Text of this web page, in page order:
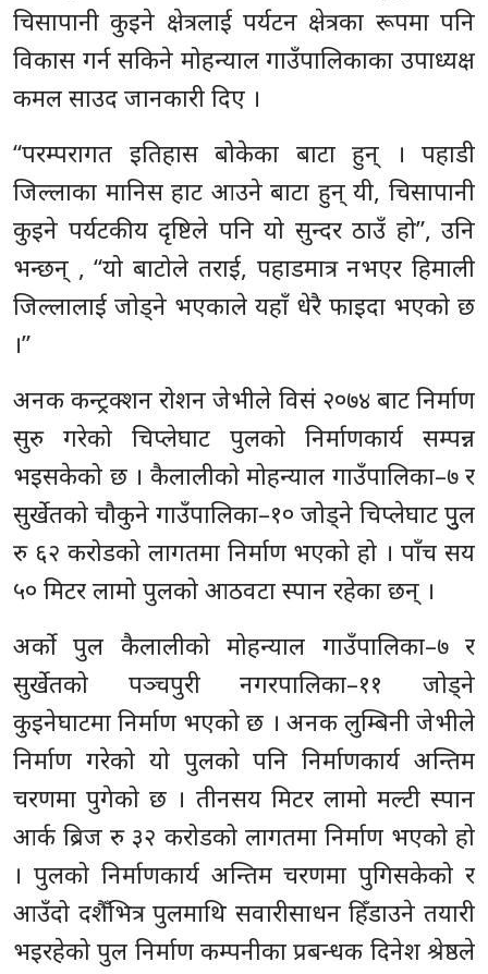
चिसापानी कुइने क्षेत्रलाई पर्यटन क्षेत्रका रूपमा पनि
विकास गर्न सकिने मोहन्याल गाउँपालिकाका उपाध्यक्ष
कमल साउद जानकारी दिए ।
“परम्परागत इतिहास बोकेका बाटा हुन् । पहाडी
जिल्लाका मानिस हाट आउने बाटा हुन् यी, चिसापानी
कुइने पर्यटकीय दृष्टिले पनि यो सुन्दर ठाउँ हो”, उनि
भन्छन् , “यो बाटोले तराई, पहाडमात्र नभएर हिमाली
जिल्लालाई जोड्ने भएकाले यहाँ धेरै फाइदा भएको छ
।”
अनक कन्ट्रक्शन रोशन जेभीले विसं २०७४ बाट निर्माण
सुरु गरेको चिप्लेघाट पुलको निर्माणकार्य सम्पन्न
भइसकेको छ । कैलालीको मोहन्याल गाउँपालिका–७ र
सुर्खेतको चौकुने गाउँपालिका–१० जोड्ने चिप्लेघाट पुुल
रु ६२ करोडको लागतमा निर्माण भएको हो । पाँच सय
५० मिटर लामो पुलको आठवटा स्पान रहेका छन् ।
अर्को पुल कैलालीको मोहन्याल गाउँपालिका–७ र
सुर्खेतको पञ्चपुरी नगरपालिका–११ जोड्ने
कुइनेघाटमा निर्माण भएको छ । अनक लुम्बिनी जेभीले
निर्माण गरेको यो पुलको पनि निर्माणकार्य अन्तिम
चरणमा पुगेको छ । तीनसय मिटर लामो मल्टी स्पान
आर्क ब्रिज रु ३२ करोडको लागतमा निर्माण भएको हो
। पुलको निर्माणकार्य अन्तिम चरणमा पुगिसकेको र
आउँदो दशैँभित्र पुलमाथि सवारीसाधन हिँडाउने तयारी
भइरहेको पुल निर्माण कम्पनीका प्रबन्धक दिनेश श्रेष्ठले